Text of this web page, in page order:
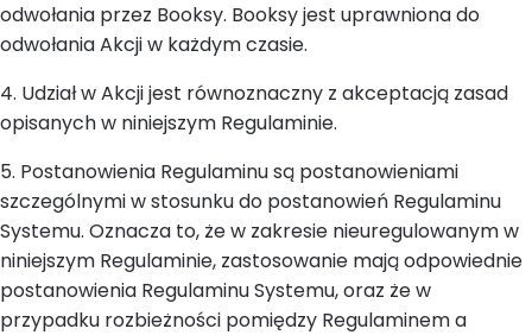
odwołania przez Booksy. Booksy jest uprawniona do
odwołania Akcji w każdym czasie.
4. Udział w Akcji jest równoznaczny z akceptacją zasad
opisanych w niniejszym Regulaminie.
5. Postanowienia Regulaminu są postanowieniami
szczególnymi w stosunku do postanowień Regulaminu
Systemu. Oznacza to, że w zakresie nieuregulowanym w
niniejszym Regulaminie, zastosowanie mają odpowiednie
postanowienia Regulaminu Systemu, oraz że w
przypadku rozbieżności pomiędzy Regulaminem a